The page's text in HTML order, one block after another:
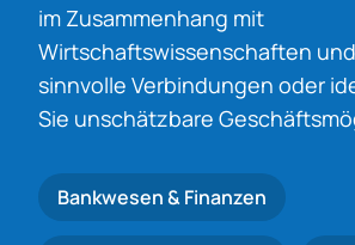
im Zusammenhang mit
Wirtschaftswissenschaften
sinnvolle Verbindungen oder
Sie unschätzbare
Bankwesen & Finanzen